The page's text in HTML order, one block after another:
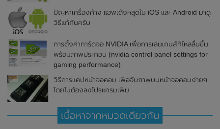
ปัญหาเครื่องค้าง แอพเด้งหลุดใน iOS และ Android มาดู
วิธีแก้กันครับ
การตั้งค่าการ์ดจอ NVIDIA เพื่อการเล่นเกมส์ที่ไหลลื่นขึ้น
พร้อมภาพประกอบ (nvidia control panel settings for
gaming performance)
วิธีการแคปหน้าจอคอม เพื่อจับภาพบนหน้าจอคอมง่ายๆ
โดยไม่ต้องลงโปรแกรมเพิ่ม
เนื้อหาจากหมวดเดียวกัน